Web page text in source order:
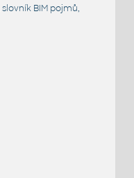
slovník BIM pojmů,